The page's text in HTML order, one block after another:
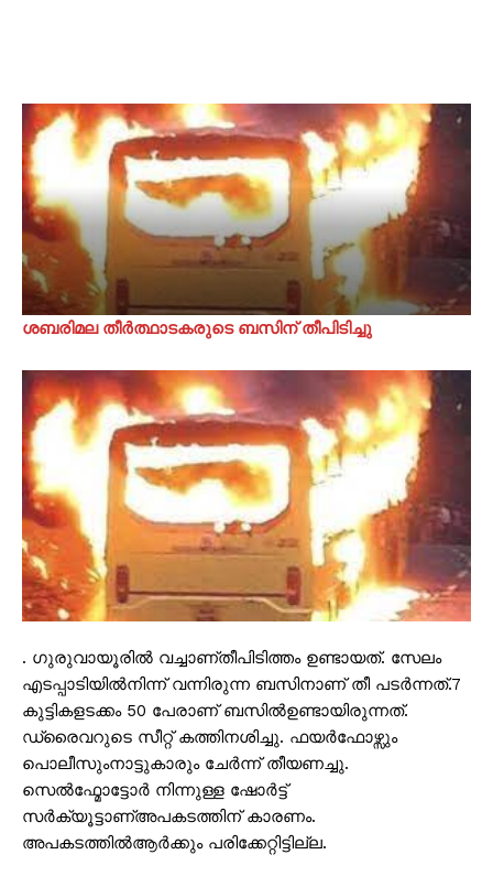
ശബരിമല തീർത്ഥാടകരുടെ ബസിന് തീപിടിച്ചു
. ഗുരുവായൂരിൽ വച്ചാണ്തീപിടിത്തം ഉണ്ടായത്. സേലം
എടപ്പാടിയിൽനിന്ന് വന്നിരുന്ന ബസിനാണ് തീ പടർന്നത്.7
കുട്ടികളടക്കം 50 പേരാണ് ബസിൽഉണ്ടായിരുന്നത്.
ഡ്രൈവറുടെ സീറ്റ് കത്തിനശിച്ചു. ഫയർഫോഴ്സും
പൊലീസുംനാട്ടുകാരും ചേർന്ന് തീയണച്ചു.
സെൽഫ്മോട്ടോർ നിന്നുള്ള ഷോർട്ട്
സർക്യൂട്ടാണ്അപകടത്തിന് കാരണം.
അപകടത്തിൽആർക്കും പരിക്കേറ്റിട്ടില്ല.